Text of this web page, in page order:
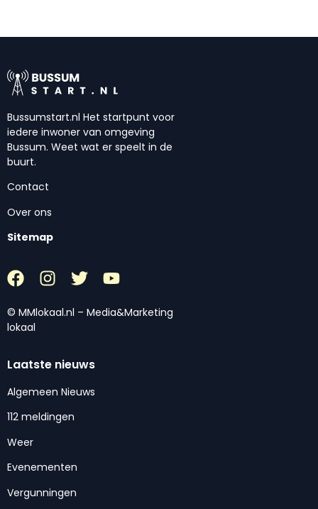
Bussumstart.nl Het startpunt voor
iedere inwoner van omgeving
Bussum. Weet wat er speelt in de
buurt.
Contact
Over ons
Sitemap
© MMlokaal.nl – Media&Marketing
lokaal
Laatste nieuws
Algemeen Nieuws
112 meldingen
Weer
Evenementen
Vergunningen